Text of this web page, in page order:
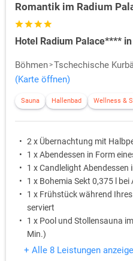
Romantik im Radium
Hotel Radium Palace****
Böhmen Tschechische
(Karte öffnen)
Sauna Hallenbad Wellness &
2 x Übernachtung mit
1 x Abendessen in Form
1 x Candlelight Abendessen
1 x Bohemia Sekt 0,375 l bei
1 x Frühstück während
serviert
1 x Pool und Stollensauna
Min.)
+ Alle 8 Leistungen